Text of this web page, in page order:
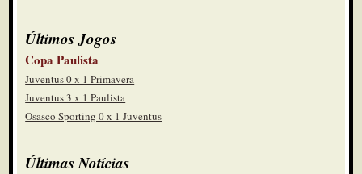
Últimos Jogos
Copa Paulista
Juventus 0 x 1 Primavera
Juventus 3 x 1 Paulista
Osasco Sporting 0 x 1 Juventus
Últimas Notícias